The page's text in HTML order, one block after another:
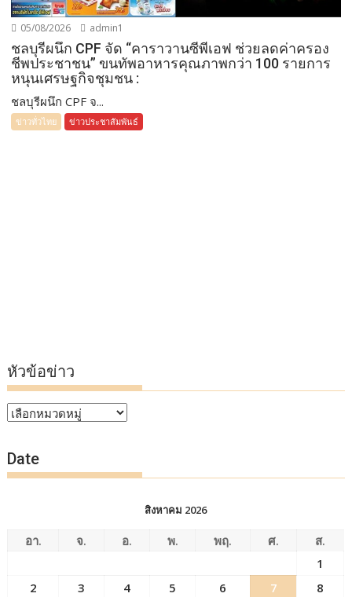
05/08/2026 admin1
ชลบุรีผนึก CPF จัด “คาราวานซีพีเอฟ ช่วยลดค่าครอง
ชีพประชาชน” ขนทัพอาหารคุณภาพกว่า 100 รายการ
หนุนเศรษฐกิจชุมชน :
ชลบุรีผนึก CPF จ...
ข่าวทั่วไทย ข่าวประชาสัมพันธ์
หัวข้อข่าว
หัวข้อ
Date
สิงหาคม 2026
อา. จ. อ. พ. พฤ. ศ.
ส.
1
2
3 4 5 6 7
8